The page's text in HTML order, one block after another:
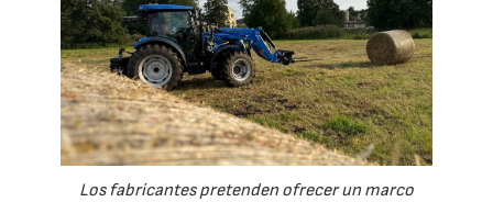
Los fabricantes pretenden ofrecer un marco